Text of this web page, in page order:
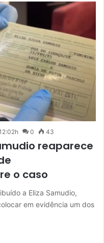
0 43
reaparece
o caso
a Eliza Samudio,
em evidência um dos